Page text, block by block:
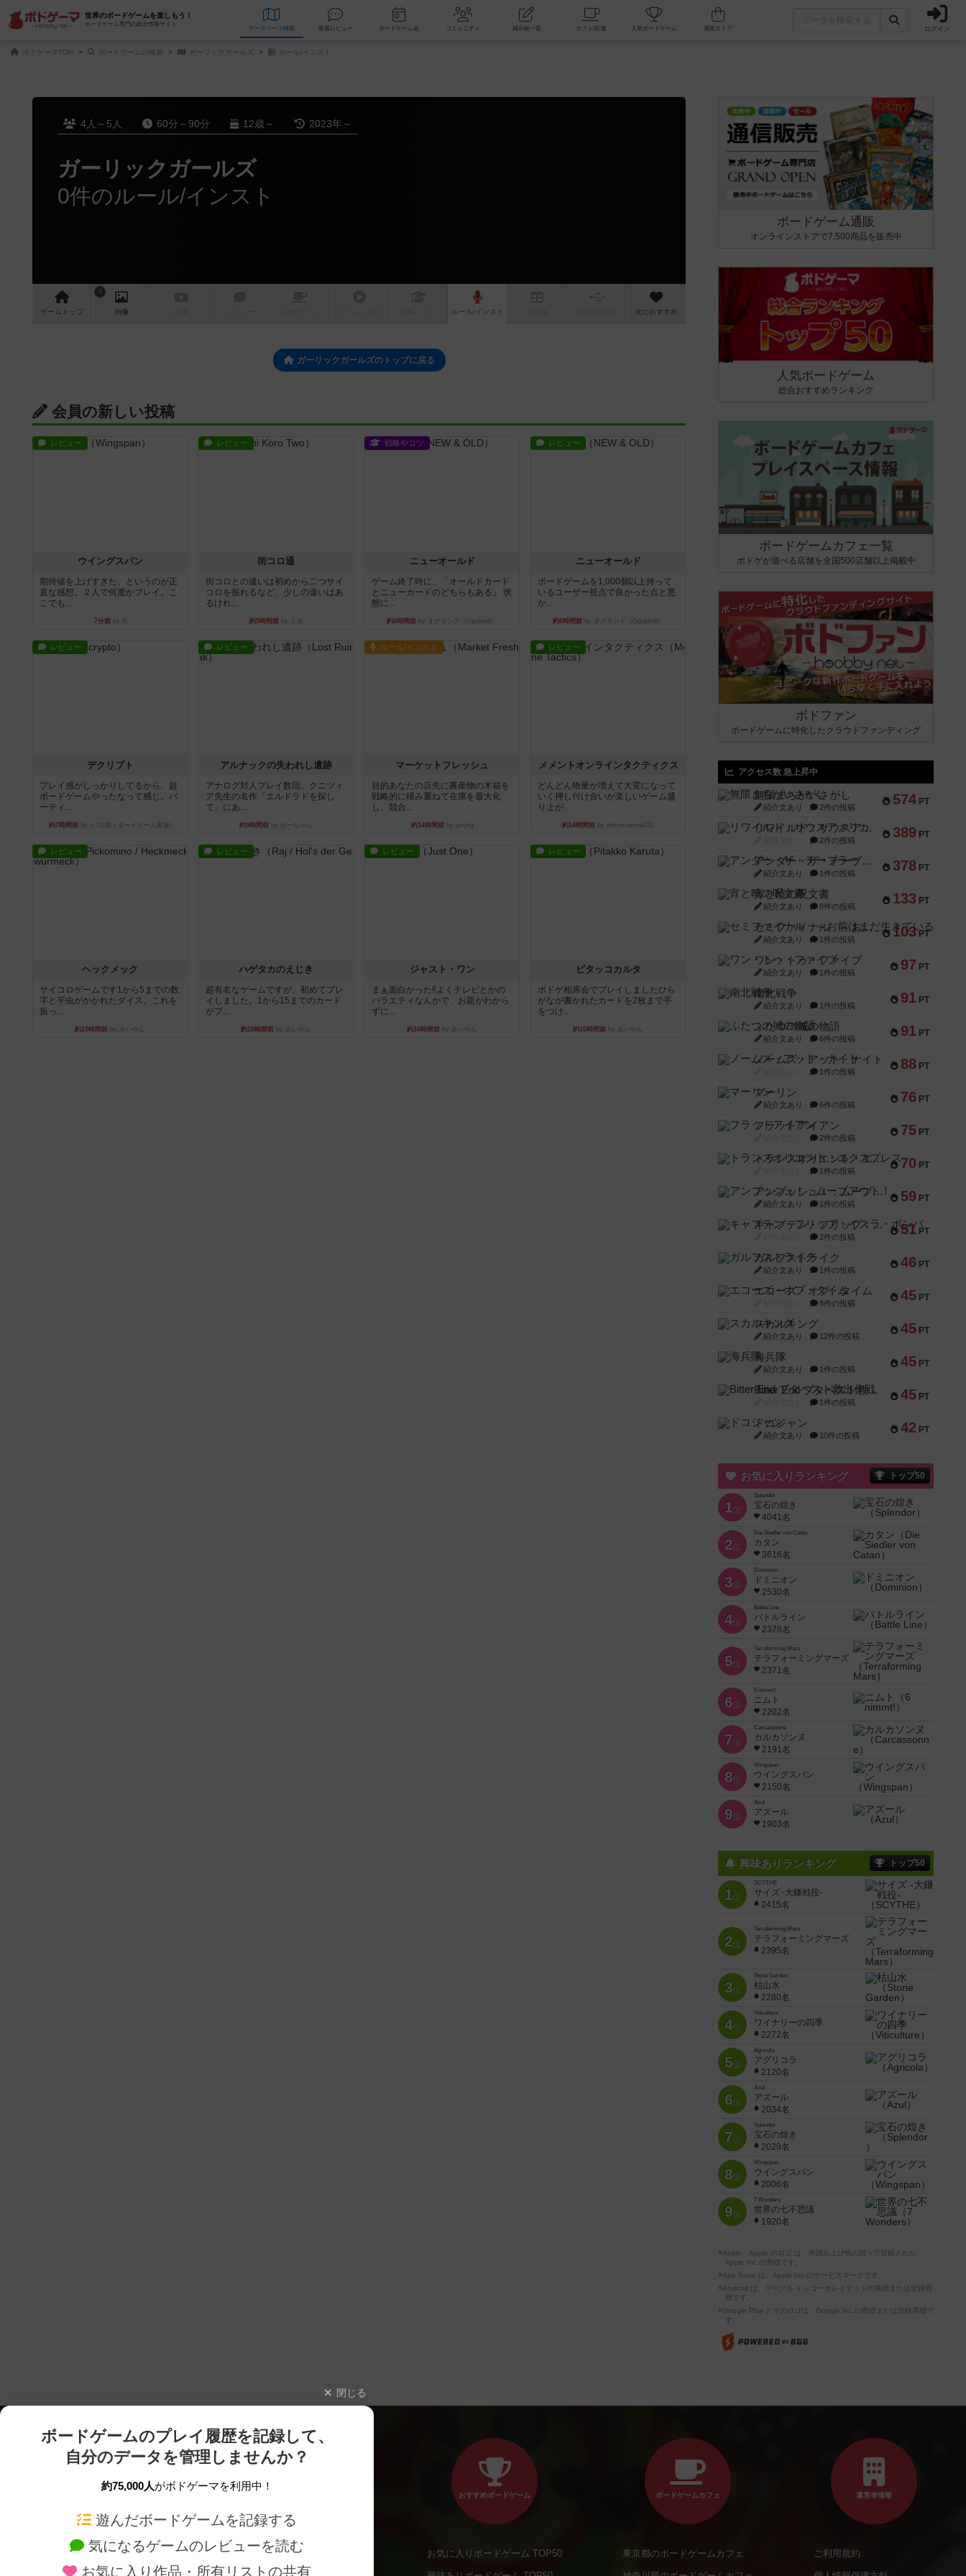
世界のボードゲームを楽しもう！
ボードゲーム専門の総合情報サイト
データベース 検索 新着レビュー ボードゲーム会 コミュニティ 掲示板一覧 カフェ/店舗 人気ボードゲーム ログイン
ボドゲーマTOP ボードゲームの検索 ガーリックガールズ ルール/インスト
4人～5人 60分～90分 12歳～ 2023年～
ガーリックガールズ
0件のルール/インスト
ゲーム トップ
4
画像 ルール/インスト 次のおすすめ
ガーリックガールズのトップに戻る
会員の新しい投稿
レビュー
ウイングスパン
期待値を上げすぎた、というのが正
直な感想。２人で何度かプレイ。こ
こでも...
7分前by S
レビュー
街コロ通
街コロとの違いは初めから二つサイ
コロを振れるなど、少しの違いはあ
るけれ...
約5時間前by くみ
戦略やコツ
ニューオールド
ゲーム終了時に、「オールドカード
とニューカードのどちらもある」 状
態に...
約6時間前 by オグランド（Oguland）
レビュー
ニューオールド
ボードゲームを1,000個以上持って
いるユーザー視点で良かった点と悪
か...
約6時間前 by オグランド（Oguland）
レビュー
デクリプト
プレイ感がしっかりしてるから、超
ボードゲームやったなって感じ。パ
ーティ...
約7時間前by ヒロ(新！ボードゲーム家族)
レビュー
アルナックの失われし遺跡
アナログ対人プレイ数回。クニツィ
ア先生の名作「エルドラドを探し
て」にあ...
約9時間前 by おーちゃん
ルール/インスト
マーケットフレッシュ
目的あなたの店先に農産物の木箱を
戦略的に積み重ねて在庫を最大化
し、競合...
約14時間前by jurong
レビュー
メメントオンラインタクティクス
どんどん物量が増えて大変になって
いく押し付け合いが楽しいゲーム盛
り上が...
約14時間前 by nekomanma222
レビュー
ヘックメック
サイコロゲームです1から5までの数
字と芋虫がかかれたダイス。これを
振っ...
約15時間前 by みいやん
レビュー
ハゲタカのえじき
超有名なゲームですが、初めてプレ
イしました。1から15までのカード
がプ...
約16時間前 by みいやん
レビュー
ジャスト・ワン
まぁ面白かった‼️よくテレビとかの
バラエティなんかで、お題がわから
ずに...
約16時間前 by みいやん
レビュー
ピタッコカルタ
ボドゲ相席会でプレイしましたひら
がなが書かれたカードを2枚まで手
をつけ...
約16時間前 by みいやん
ボードゲーム通販
オンラインストアで7,500商品を販売中
人気ボードゲーム
総合おすすめランキング
ボードゲームカフェ一覧
ボドゲが遊べる店舗を全国500店舗以上掲載中
ボドファン
ボードゲームに特化したクラウドファンディング
アクセス数 急上昇中
574 PT
無限まちがいさがし
紹介文あり 2件の投稿
389 PT
リワイルド：サウスアメリカ
2件の投稿
378 PT
アンダー・ザ・テーブラー
紹介文あり 1件の投稿
133 PT
宵と暁の呪文書
紹介文あり 8件の投稿
103 PT
セミファイナル ～お前はまだ生きている～
紹介文あり 1件の投稿
97 PT
ワン・トゥ・ファイブ
紹介文あり 1件の投稿
91 PT
南北戦争
紹介文あり 1件の投稿
91 PT
ふたつの城の物語
紹介文あり 6件の投稿
88 PT
ノームズ・アット・ナイト
1件の投稿
76 PT
マーリン
紹介文あり 6件の投稿
75 PT
フラットアイアン
2件の投稿
70 PT
トランスオリエント・エクスプレス
1件の投稿
59 PT
アンブッシュ！：ムーブアウト！
紹介文あり 1件の投稿
51 PT
キャプテン・フリップ：イスラ・ボンバ
2件の投稿
46 PT
ガルフストライク
紹介文あり 1件の投稿
45 PT
エコーズ・オブ・タイム
8件の投稿
45 PT
スカルキング
紹介文あり 12件の投稿
45 PT
海兵隊
紹介文あり 1件の投稿
45 PT
Bitter End ブタペスト救出作戦
1件の投稿
42 PT
ドコジャン
紹介文あり 10件の投稿
お気に入りランキング トップ50
1位
Splendor
宝石の煌き
4041名
2位
Die Siedler von Catan
カタン
3616名
3位
Dominion
ドミニオン
2530名
4位
Battle Line
バトルライン
2378名
5位
Terraforming Mars
テラフォーミングマーズ
2371名
6位
6 nimmt!
ニムト
2202名
7位
Carcassonne
カルカソンヌ
2191名
8位
Wingspan
ウイングスパン
2150名
9位
Azul
アズール
1903名
興味ありランキング トップ50
1位
SCYTHE
サイズ -大鎌戦役-
2415名
2位
Terraforming Mars
テラフォーミングマーズ
2395名
3位
Stone Garden
枯山水
2280名
4位
Viticulture
ワイナリーの四季
2272名
5位
Agricola
アグリコラ
2120名
6位
Azul
アズール
2034名
7位
Splendor
宝石の煌き
2029名
8位
Wingspan
ウイングスパン
2006名
9位
7 Wonders
世界の七不思議
1920名
※Apple、Apple のロゴ は、米国および他の国々で登録された
Apple Inc.の商標です。
※App Store は、Apple Inc.のサービスマークです。
※Android は、グーグル インコーポレイテッドの商標または登録商
標です。
※Google Play とそのロゴは、Google Inc.の商標または登録商標で
す。
閉じる
ボードゲームのプレイ履歴を記録して、
自分のデータを管理しませんか？
約75,000人がボドゲーマを利用中！
遊んだボードゲームを記録する
気になるゲームのレビューを読む
お気に入り作品・所有リストの共有
ボードゲームを検索する 新作・再入荷情報
おすすめボードゲーム
お気に入りボードゲーム TOP50
ボードゲームカフェ
東京都のボードゲームカフェ
運営者情報
ご利用規約